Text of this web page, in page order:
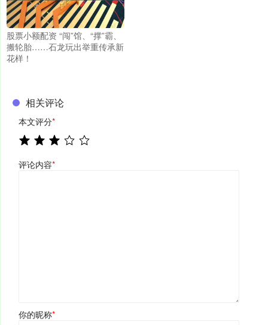
股票小额配资 “闯”馆、“撑”霸、
搬轮胎……石龙玩出举重传承新
花样！
相关评论
本文评分*
评论内容*
你的昵称*